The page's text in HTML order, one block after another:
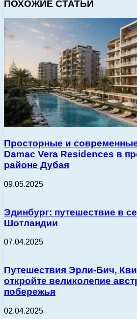
ПОХОЖИЕ СТАТЬИ
Просторные и
Damac Vera Residences в
районе Дубая
09.05.2025
Эдинбург: путешествие в
Шотландии
07.04.2025
Путешествия Эрли-Бич,
откройте великолепие
побережья
02.04.2025